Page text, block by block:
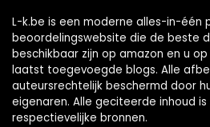
L-k.be is een moderne alles-in-één
beoordelingswebsite die de beste
beschikbaar zijn op amazon en u
laatst toegevoegde blogs. Alle
auteursrechtelijk beschermd door
eigenaren. Alle geciteerde inhoud
respectievelijke bronnen.